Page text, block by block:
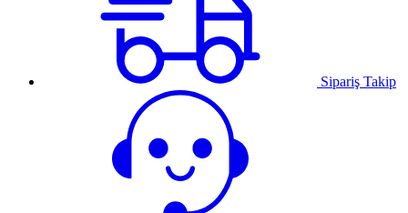
Sipariş Takip